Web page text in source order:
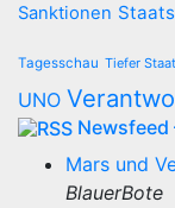
Sanktionen
Tagesschau Tiefer Staat
UNO
Newsfeed
Mars und
BlauerBote